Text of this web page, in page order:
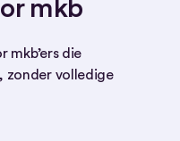
mkb
mkb’ers die
zonder volledige